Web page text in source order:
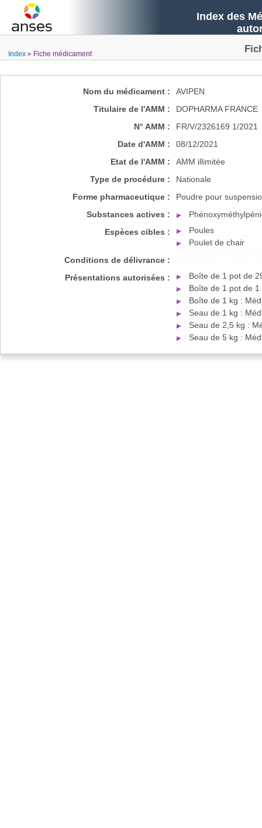
Index des
Index Fiche médicament
Nom du médicament :
AVIPEN
Titulaire de l'AMM :
DOPHARMA FRANCE
N° AMM :
FR/V/2326169 1/2021
Date d'AMM :
08/12/2021
Etat de l'AMM :
AMM illimitée
Type de procédure :
Nationale
Forme pharmaceutique :
Poudre pour
Substances actives :
Espèces cibles :
Poules
Poulet de chair
Conditions de délivrance :
Présentations autorisées :
Boîte de 1 pot de
Boîte de 1 pot de
Boîte de 1 kg :
Seau de 1 kg :
Seau de 2,5 kg :
Seau de 5 kg :